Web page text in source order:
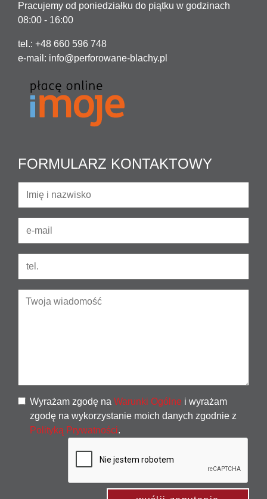
Pracujemy od poniedziałku do piątku w godzinach
08:00 - 16:00
tel.: +48 660 596 748
e-mail: info@perforowane-blachy.pl
FORMULARZ KONTAKTOWY
Wyrażam zgodę na Warunki Ogólne i wyrażam
zgodę na wykorzystanie moich danych zgodnie z
Polityką Prywatności.